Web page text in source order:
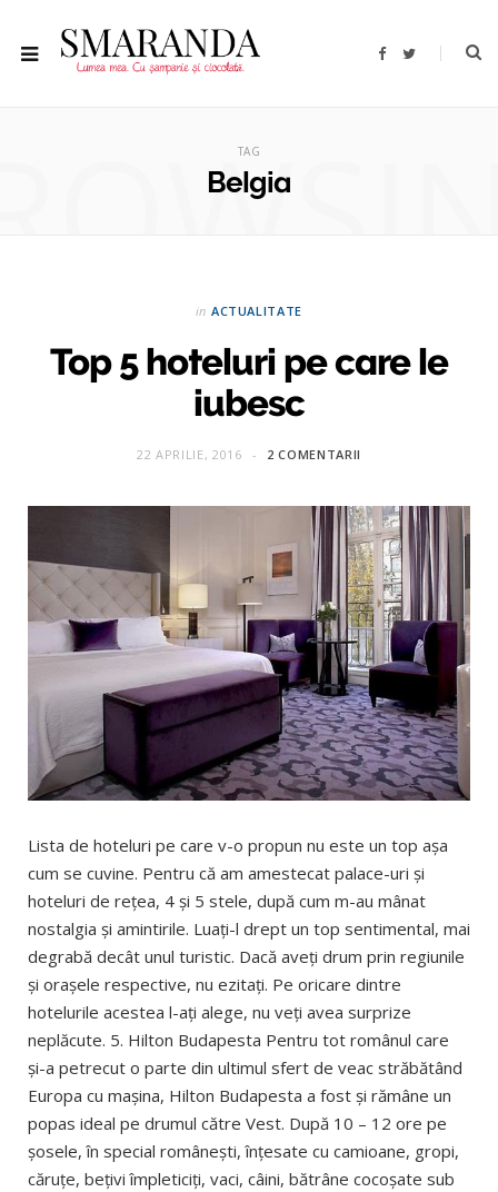
F
T
TAG
Belgia
in ACTUALITATE
Top 5 hoteluri pe care le
iubesc
22 APRILIE, 2016 2 COMENTARII
Lista de hoteluri pe care v-o propun nu este un top aşa
cum se cuvine. Pentru că am amestecat palace-uri şi
hoteluri de reţea, 4 şi 5 stele, după cum m-au mânat
nostalgia şi amintirile. Luaţi-l drept un top sentimental, mai
degrabă decât unul turistic. Dacă aveţi drum prin regiunile
şi oraşele respective, nu ezitaţi. Pe oricare dintre
hotelurile acestea l-aţi alege, nu veţi avea surprize
neplăcute. 5. Hilton Budapesta Pentru tot românul care
şi-a petrecut o parte din ultimul sfert de veac străbătând
Europa cu maşina, Hilton Budapesta a fost şi rămâne un
popas ideal pe drumul către Vest. După 10 – 12 ore pe
şosele, în special româneşti, înţesate cu camioane, gropi,
căruţe, beţivi împleticiţi, vaci, câini, bătrâne cocoşate sub